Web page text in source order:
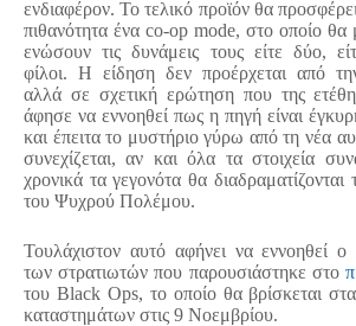
ενδιαφέρον. Το τελικό προϊόν θα
πιθανότητα ένα co-op mode, στο οποίο θα
ενώσουν τις δυνάμεις τους είτε δύο,
φίλοι. Η είδηση δεν προέρχεται από
αλλά σε σχετική ερώτηση που της
άφησε να εννοηθεί πως η πηγή είναι
και έπειτα το μυστήριο γύρω από τη νέα
συνεχίζεται, αν και όλα τα στοιχεία
χρονικά τα γεγονότα θα διαδραματίζονται
του Ψυχρού Πολέμου.
Τουλάχιστον αυτό αφήνει να εννοηθεί ο
των στρατιωτών που παρουσιάστηκε στο
του Black Ops, το οποίο θα βρίσκεται
καταστημάτων στις 9 Νοεμβρίου.